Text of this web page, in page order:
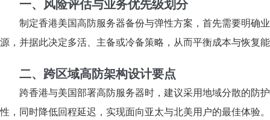
一、风险评估与业务优先级划分
制定香港美国高防服务器备份与弹性方案，首先需要明确
源，并据此决定多活、主备或冷备策略，从而平衡成本与恢复
二、跨区域高防架构设计要点
跨香港与美国部署高防服务器时，建议采用地域分散的防
性，同时降低回程延迟，实现面向亚太与北美用户的最佳体验。